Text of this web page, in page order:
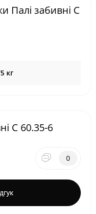
Палі забивні С
кг
С 60.35-6
0